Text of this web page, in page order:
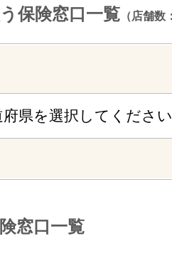
保険窓口一覧 （店舗数
窓口一覧